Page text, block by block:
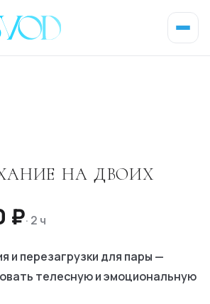
на двоих
₽· 2 ч
и перезагрузки для пары —
телесную и эмоциональную